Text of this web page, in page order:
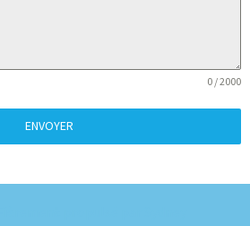
0 / 2000
ENVOYER